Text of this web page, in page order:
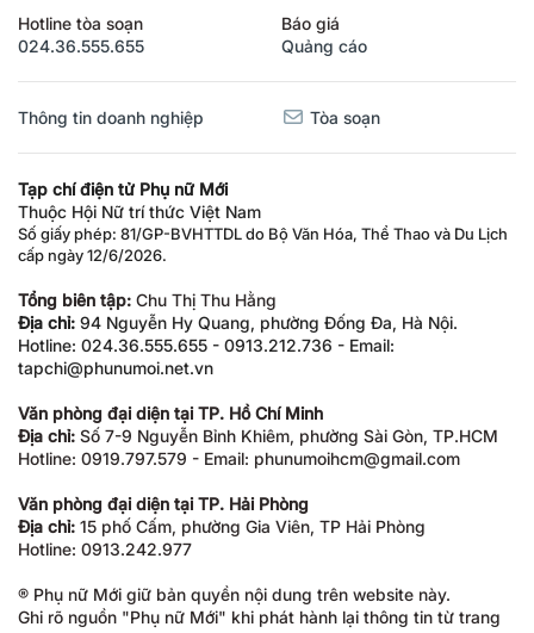
Hotline tòa soạn
024.36.555.655
Báo giá
Quảng cáo
Thông tin doanh nghiệp Tòa soạn
Tạp chí điện tử Phụ nữ Mới
Thuộc Hội Nữ trí thức Việt Nam
Số giấy phép: 81/GP-BVHTTDL do Bộ Văn Hóa, Thể Thao và Du Lịch
cấp ngày 12/6/2026.
Tổng biên tập: Chu Thị Thu Hằng
Địa chỉ: 94 Nguyễn Hy Quang, phường Đống Đa, Hà Nội.
Hotline: 024.36.555.655 - 0913.212.736 - Email:
tapchi@phunumoi.net.vn
Văn phòng đại diện tại TP. Hồ Chí Minh
Địa chỉ: Số 7-9 Nguyễn Bỉnh Khiêm, phường Sài Gòn, TP.HCM
Hotline: 0919.797.579 - Email: phunumoihcm@gmail.com
Văn phòng đại diện tại TP. Hải Phòng
Địa chỉ: 15 phố Cấm, phường Gia Viên, TP Hải Phòng
Hotline: 0913.242.977
® Phụ nữ Mới giữ bản quyền nội dung trên website này.
Ghi rõ nguồn "Phụ nữ Mới" khi phát hành lại thông tin từ trang